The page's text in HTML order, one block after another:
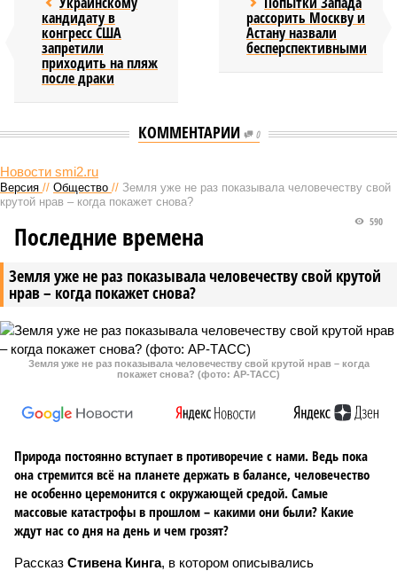
кандидату в
конгресс США
запретили
приходить на пляж
после драки
рассорить Москву и
Астану назвали
бесперспективными
КОММЕНТАРИИ 0
Новости smi2.ru
Версия // Общество // Земля уже не раз показывала человечеству свой
крутой нрав – когда покажет снова?
Земля уже не раз показывала человечеству свой крутой
нрав – когда покажет снова?
590
Последние времена
Земля уже не раз показывала человечеству свой крутой нрав – когда
покажет снова? (фото: АР-ТАСС)
Природа постоянно вступает в противоречие с нами. Ведь пока
она стремится всё на планете держать в балансе, человечество
не особенно церемонится с окружающей средой. Самые
массовые катастрофы в прошлом – какими они были? Какие
ждут нас со дня на день и чем грозят?
Рассказ Стивена Кинга, в котором описывались